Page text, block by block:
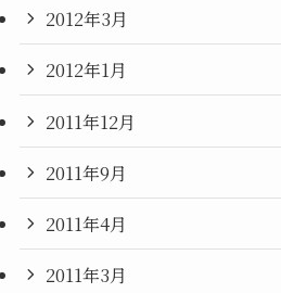
2012年3月
2012年1月
2011年12月
2011年9月
2011年4月
2011年3月